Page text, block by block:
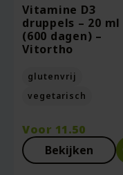
Vitamine D3
druppels – 20 ml
(600 dagen) –
Vitortho
glutenvrij
vegetarisch
Voor 11.50
Bekijken